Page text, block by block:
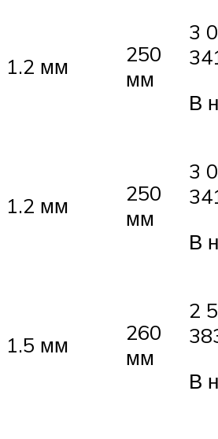
1.2 мм
250
мм
3
В
1.2 мм
250
мм
3
В
1.5 мм
260
мм
2
В